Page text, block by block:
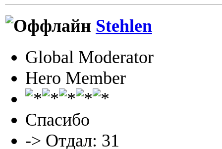
Stehlen
Global Moderator
Hero Member
Спасибо
-> Отдал: 31